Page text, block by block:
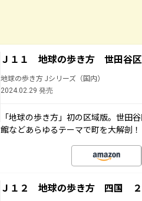
Ｊ１１ 地球の歩き方 世田谷区
地球の歩き方 Jシリーズ（国内）
2024.02.29 発売
「地球の歩き方」初の区域版。世田
館などあらゆるテーマで町を大解剖！
Ｊ１２ 地球の歩き方 四国 ２